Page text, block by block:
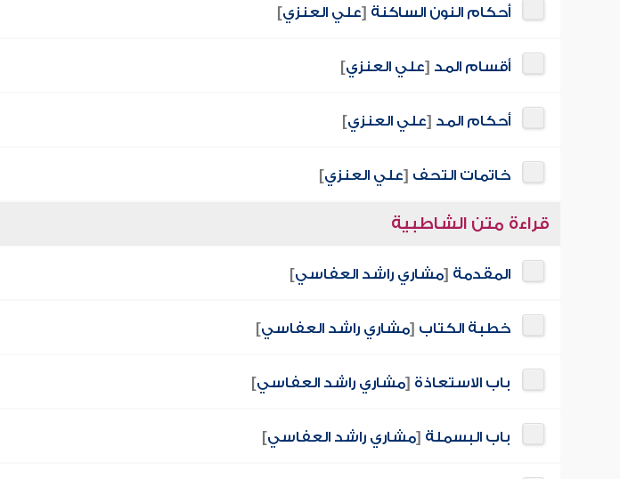
أحكام النون الساكنة [علي العنزي]
أقسام المد [علي العنزي]
أحكام المد [علي العنزي]
خاتمات التحف [علي العنزي]
قراءة متن الشاطبية
المقدمة [مشاري راشد العفاسي]
خطبة الكتاب [مشاري راشد العفاسي]
باب الاستعاذة [مشاري راشد العفاسي]
باب البسملة [مشاري راشد العفاسي]